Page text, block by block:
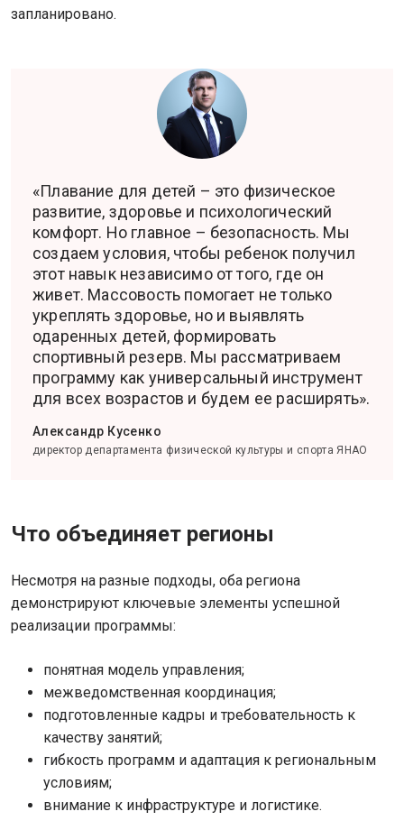
запланировано.
«Плавание для детей – это физическое
развитие, здоровье и психологический
комфорт. Но главное – безопасность. Мы
создаем условия, чтобы ребенок получил
этот навык независимо от того, где он
живет. Массовость помогает не только
укреплять здоровье, но и выявлять
одаренных детей, формировать
спортивный резерв. Мы рассматриваем
программу как универсальный инструмент
для всех возрастов и будем ее расширять».
Александр Кусенко
директор департамента физической культуры и спорта ЯНАО
Что объединяет регионы
Несмотря на разные подходы, оба региона
демонстрируют ключевые элементы успешной
реализации программы:
понятная модель управления;
межведомственная координация;
подготовленные кадры и требовательность к
качеству занятий;
гибкость программ и адаптация к региональным
условиям;
внимание к инфраструктуре и логистике.